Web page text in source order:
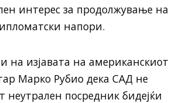
интерес за продолжување на
напори.
на изјавата на американскиот
Марко Рубио дека САД не
неутрален посредник бидејќи